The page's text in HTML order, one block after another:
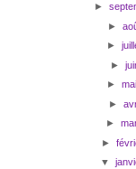
►
►
►
►
►
►
►
►
▼